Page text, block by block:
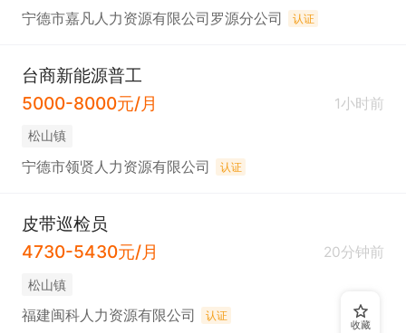
宁德市嘉凡人力资源有限公司罗源分公司 认证
台商新能源普工
5000-8000元/月
1小时前
松山镇
宁德市领贤人力资源有限公司 认证
皮带巡检员
4730-5430元/月
20分钟前
松山镇
福建闽科人力资源有限公司 认证
收藏